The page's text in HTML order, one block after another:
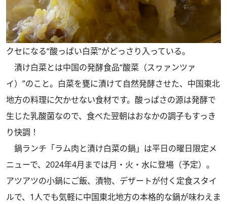
クセになる“酸っぱい白菜”がどっさり入っている。
漬け白菜とは中国の発酵食品“酸菜（スヮァンツァ
イ）”のこと。白菜を甕に漬けて自然発酵させた、中国東北
地方の料理に欠かせない食材です。酸っぱさの源は発酵で
生じた乳酸菌なので、食べた翌朝はおなかの調子もすっき
り快調！
鍋ランチ「ラム肉と漬け白菜の鍋」は平日の曜日限定メ
ニューで、2024年4月までは月・火・水に登場（予定）。
アツアツの小鍋にご飯、漬物、デザートが付く定食スタイ
ルで、1人でも気軽に中国東北地方の本格的な鍋が味わえま